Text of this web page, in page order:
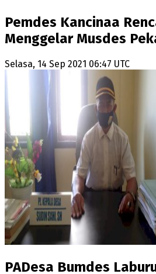
Pemdes Kancinaa
Menggelar Musdes
Selasa, 14 Sep 2021 06:47 UTC
PADesa Bumdes